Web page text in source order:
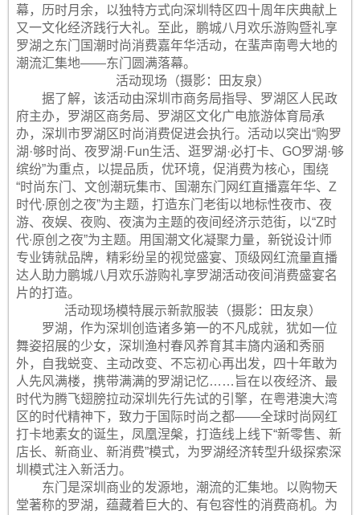
幕，历时月余，以独特方式向深圳特区四十周年庆典献上
又一文化经济践行大礼。至此，鹏城八月欢乐游购暨礼享
罗湖之东门国潮时尚消费嘉年华活动，在蜚声南粤大地的
潮流汇集地——东门圆满落幕。
活动现场（摄影：田友泉）
据了解，该活动由深圳市商务局指导、罗湖区人民政
府主办，罗湖区商务局、罗湖区文化广电旅游体育局承
办，深圳市罗湖区时尚消费促进会执行。活动以突出“购罗
湖·够时尚、夜罗湖·Fun生活、逛罗湖·必打卡、GO罗湖·够
缤纷”为重点，以提品质，优环境，促消费为核心，围绕
“时尚东门、文创潮玩集市、国潮东门网红直播嘉年华、Z
时代∙原创之夜”为主题，打造东门老街以地标性夜市、夜
游、夜娱、夜购、夜演为主题的夜间经济示范街，以“Z时
代∙原创之夜”为主题。用国潮文化凝聚力量，新锐设计师
专业铸就品牌，精彩纷呈的视觉盛宴、顶级网红流量直播
达人助力鹏城八月欢乐游购礼享罗湖活动夜间消费盛宴名
片的打造。
活动现场模特展示新款服装（摄影：田友泉）
罗湖，作为深圳创造诸多第一的不凡成就，犹如一位
舞姿招展的少女，深圳渔村春风养育其丰旖内涵和秀丽
外，自我蜕变、主动改变、不忘初心再出发，四十年敢为
人先风满楼，携带满满的罗湖记忆……旨在以夜经济、最
时代为腾飞翅膀拉动深圳先行先试的引擎，在粤港澳大湾
区的时代精神下，致力于国际时尚之都——全球时尚网红
打卡地素女的诞生，凤凰涅槃，打造线上线下“新零售、新
店长、新商业、新消费”模式，为罗湖经济转型升级探索深
圳模式注入新活力。
东门是深圳商业的发源地，潮流的汇集地。以购物天
堂著称的罗湖，蕴藏着巨大的、有包容性的消费商机。为